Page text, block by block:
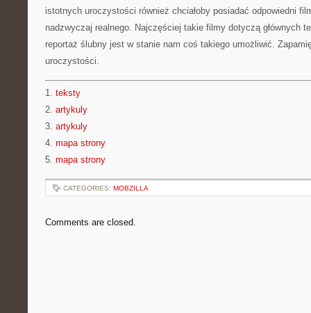
istotnych uroczystości również chciałoby posiadać odpowiedni
nadzwyczaj realnego. Najczęściej takie filmy dotyczą głównych
reportaż ślubny jest w stanie nam coś takiego umożliwić.
uroczystości.
1. teksty
2. artykuly
3. artykuly
4. mapa strony
5. mapa strony
CATEGORIES: MOBZILLA
Comments are closed.